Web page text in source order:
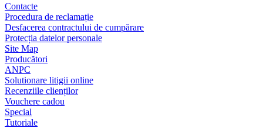
Contacte
Procedura de reclamație
Desfacerea contractului de cumpărare
Protecția datelor personale
Site Map
Producători
ANPC
Solutionare litigii online
Recenziile clienților
Vouchere cadou
Special
Tutoriale